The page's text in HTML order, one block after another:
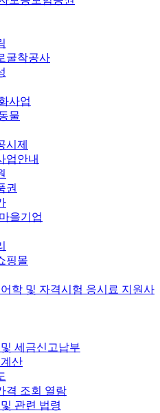
굴착공사
사업
물
시제
업안내
권
을기업
핑몰
학 및 자격시험 응시료 지원사
세금신고납부
산
격 조회 열람
관련 법령